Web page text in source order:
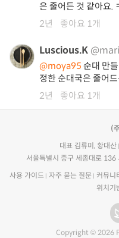
은 줄어든 것 같아요.
2년
좋아요 1개
Luscious.K
@moya95 순대 만
정한 순대국은 줄어
2년
좋아요 1개
(
대표 김류미, 황대산
서울특별시 중구 세종대로 136
사용 가이드 자주 묻는 질문 커뮤니
위치기
Copyright © 2026